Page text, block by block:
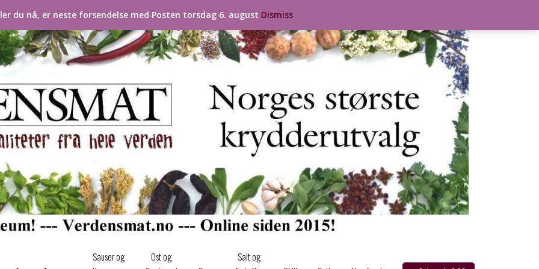
Sauser og
Ost og
Salt og
du nå, er neste forsendelse med Posten torsdag 6. august Dismiss